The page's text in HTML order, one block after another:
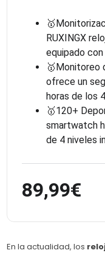
RUXINGX
equipado
🥇Monitoreo
ofrece un
horas de los
🥇120+
smartwatch
de 4 niveles
89,99€
En la actualidad, los